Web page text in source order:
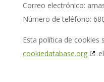
Correo electrónico:
Número de teléfono:
Esta política de cookies
cookiedatabase.org